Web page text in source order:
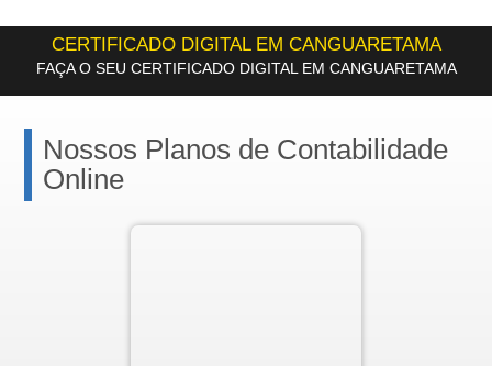
CERTIFICADO DIGITAL EM CANGUARETAMA
FAÇA O SEU CERTIFICADO DIGITAL EM CANGUARETAMA
Nossos Planos de Contabilidade
Online